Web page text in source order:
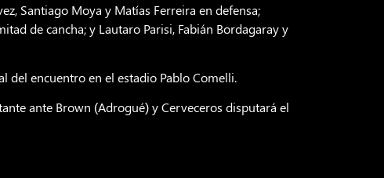
Santiago Moya y Matías Ferreira en defensa;
de cancha; y Lautaro Parisi, Fabián Bordagaray y
del encuentro en el estadio Pablo Comelli.
ante Brown (Adrogué) y Cerveceros disputará el